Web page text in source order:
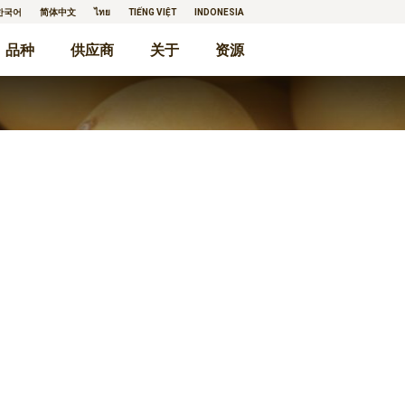
국어 简体中文 ไทย TIẾNG VIỆT INDONESIA
品种 供应商 关于 资源